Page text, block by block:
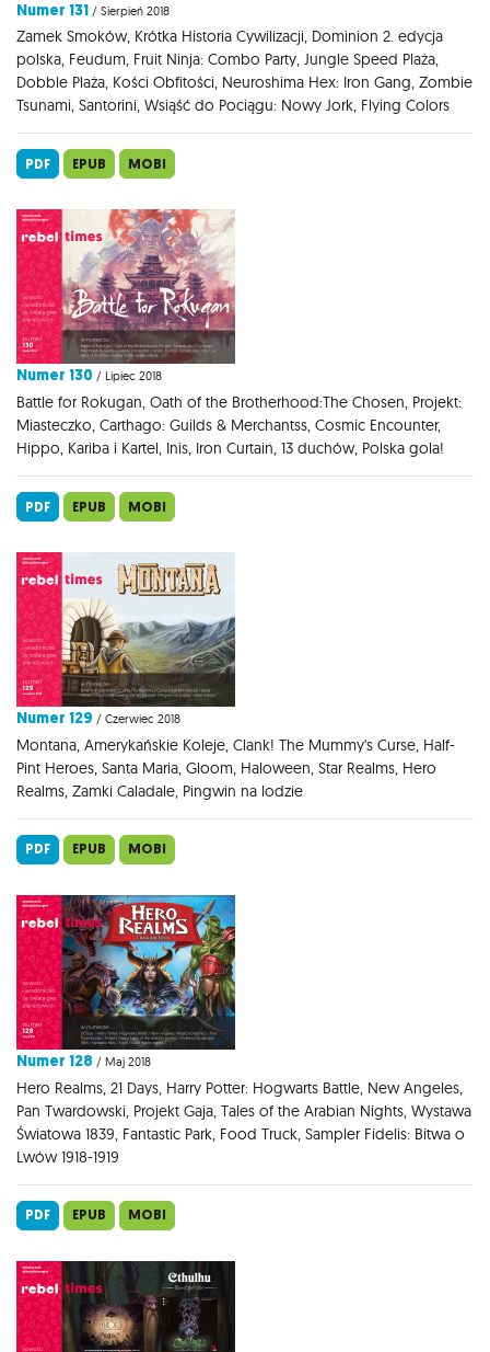
Numer 131 / Sierpień 2018
Zamek Smoków, Krótka Historia Cywilizacji, Dominion 2. edycja
polska, Feudum, Fruit Ninja: Combo Party, Jungle Speed Plaża,
Dobble Plaża, Kości Obfitości, Neuroshima Hex: Iron Gang, Zombie
Tsunami, Santorini, Wsiąść do Pociągu: Nowy Jork, Flying Colors
PDF EPUB MOBI
Numer 130 / Lipiec 2018
Battle for Rokugan, Oath of the Brotherhood:The Chosen, Projekt:
Miasteczko, Carthago: Guilds & Merchantss, Cosmic Encounter,
Hippo, Kariba i Kartel, Inis, Iron Curtain, 13 duchów, Polska gola!
PDF EPUB MOBI
Numer 129 / Czerwiec 2018
Montana, Amerykańskie Koleje, Clank! The Mummy's Curse, Half-
Pint Heroes, Santa Maria, Gloom, Haloween, Star Realms, Hero
Realms, Zamki Caladale, Pingwin na lodzie
PDF EPUB MOBI
Numer 128 / Maj 2018
Hero Realms, 21 Days, Harry Potter: Hogwarts Battle, New Angeles,
Pan Twardowski, Projekt Gaja, Tales of the Arabian Nights, Wystawa
Światowa 1839, Fantastic Park, Food Truck, Sampler Fidelis: Bitwa o
Lwów 1918-1919
PDF EPUB MOBI